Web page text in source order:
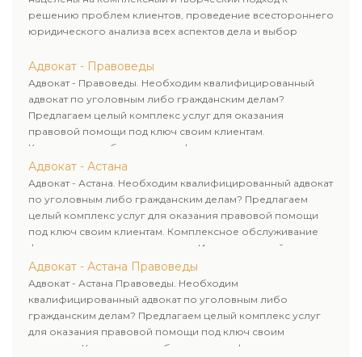
решению проблем клиентов, проведение всестороннего
юридического анализа всех аспектов дела и выбор
Адвокат - Правоведы
Адвокат - Правоведы. Необходим квалифицированный
адвокат по уголовным либо гражданским делам?
Предлагаем целый комплекс услуг для оказания
правовой помощи под ключ своим клиентам.
Комплексное обслуживание физических и юридических
лиц. Индивидуальный подход к каждому клиенту.
Адвокат - Астана
Адвокат - Астана. Необходим квалифицированный адвокат
по уголовным либо гражданским делам? Предлагаем
целый комплекс услуг для оказания правовой помощи
под ключ своим клиентам. Комплексное обслуживание
физических и юридических лиц. Индивидуальный подход к
каждому клиенту.
Адвокат - Астана Правоведы
Адвокат - Астана Правоведы. Необходим
квалифицированный адвокат по уголовным либо
гражданским делам? Предлагаем целый комплекс услуг
для оказания правовой помощи под ключ своим
клиентам. Комплексное обслуживание физических и